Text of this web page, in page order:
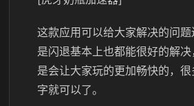
这款应用可以给大家解决的问
是闪退基本上也都能很好的解
是会让大家玩的更加畅快的，
字就可以了。